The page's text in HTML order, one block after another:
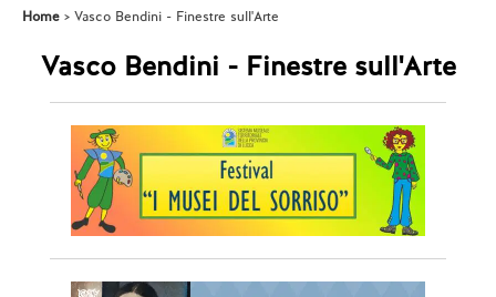
Home Vasco Bendini - Finestre sull'Arte
Vasco Bendini - Finestre sull'Arte